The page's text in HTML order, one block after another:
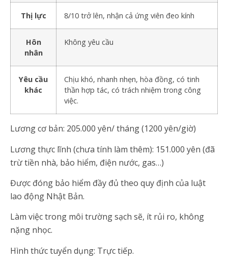
Thị lực 8/10 trở lên, nhận cả ứng viên đeo kính
Hôn
nhân
Không yêu cầu
Yêu cầu
khác
Chịu khó, nhanh nhẹn, hòa đồng, có tinh
thần hợp tác, có trách nhiệm trong công
việc.
Lương cơ bản: 205.000 yên/ tháng (1200 yên/giờ)
Lương thực lĩnh (chưa tính làm thêm): 151.000 yên (đã
trừ tiền nhà, bảo hiểm, điện nước, gas…)
Được đóng bảo hiểm đầy đủ theo quy định của luật
lao động Nhật Bản.
Làm việc trong môi trường sạch sẽ, ít rủi ro, không
nặng nhọc.
Hình thức tuyển dụng: Trực tiếp.